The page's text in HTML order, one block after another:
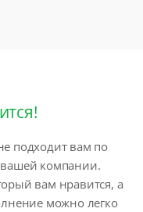
подходит вам по
вашей компании.
вам нравится, а
можно легко